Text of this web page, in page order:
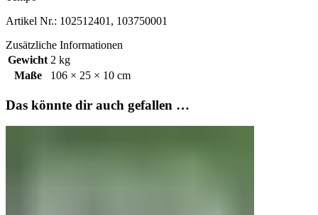
Artikel Nr.: 102512401, 103750001
Zusätzliche Informationen
Gewicht 2 kg
Maße
106 × 25 × 10 cm
Das könnte dir auch gefallen …